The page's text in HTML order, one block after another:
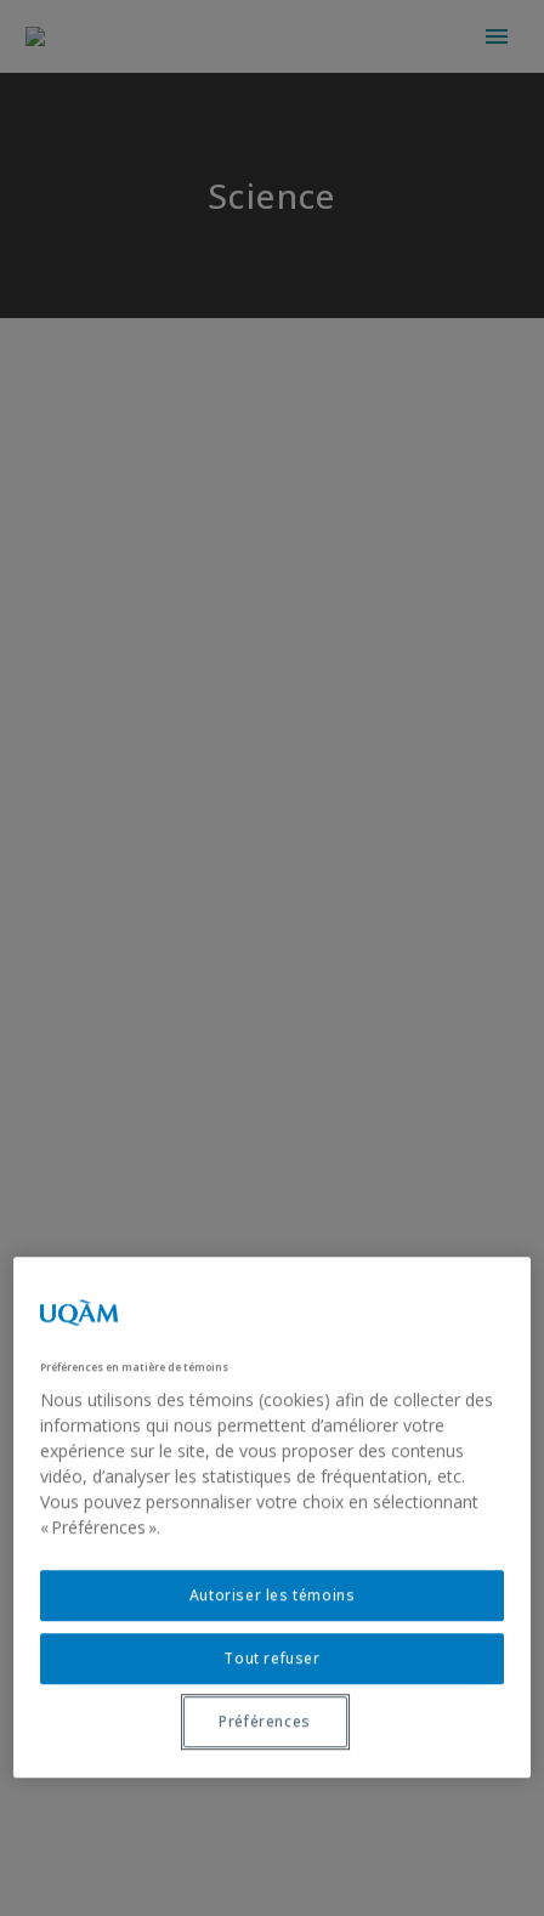
Science
Préférences en matière de témoins
Nous utilisons des témoins (cookies) afin de collecter des
informations qui nous permettent d’améliorer votre
expérience sur le site, de vous proposer des contenus
vidéo, d’analyser les statistiques de fréquentation, etc.
Vous pouvez personnaliser votre choix en sélectionnant
« Préférences ».
Tout refuser
Autoriser les témoins
Préférences